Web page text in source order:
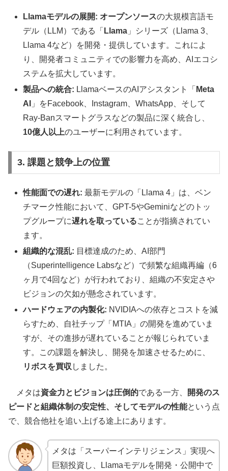
Llamaモデルの展開: オープンソースの大規模言語モ
デル（LLM）である「 Llama 」シリーズ（Llama 3、
Llama 4など）を開発・提供しています。これによ
り、開発者コミュニティでの影響力を高め、AIエコシ
ステムを拡大しています。
製品への統合: LlamaベースのAIアシスタント「 Meta
AI
」をFacebook、Instagram、WhatsApp、そして
Ray-Banスマートグラスなどの製品に深く統合し、
10億人以上のユーザーに利用されています。
3. 課題と競争上の位置
性能面での遅れ: 最新モデルの「Llama 4」は、ベン
チマーク性能において、GPT-5やGeminiなどのトッ
プグループに遅れを取っていることが指摘されてい
ます。
組織的な混乱: 目標達成のため、AI部門
（Superintelligence Labsなど）で頻繁な組織再編（6
ヶ月で4回など）が行われており、組織の不安定さや
ビジョンの欠如が懸念されています。
ハードウェアの内製化: NVIDIAへの依存とコストを減
らすため、自社チップ「MTIA」の開発を進めていま
すが、その進捗が遅れていることが報じられていま
す。この課題を解決し、開発を加速させるために、
リボスを買収 しました。
メタは資金力とビジョンは圧倒的である一方、
開発のス
ピードと組織体制の安定性、そしてモデルの性能という点
で、競合他社を追い上げる途上にあります。
メタは「スーパーインテリジェンス」実現へ
巨額投資し、Llamaモデルを開発・公開中で